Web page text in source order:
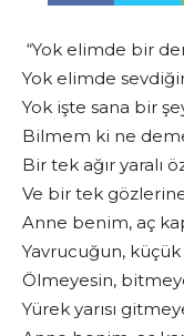
“Yok elimde bir
Yok elimde
Yok işte sana bir
Bilmem ki ne
Bir tek ağır yaralı
Ve bir tek
Anne benim, aç
Yavrucuğun, küçük
Ölmeyesin,
Yürek yarısı